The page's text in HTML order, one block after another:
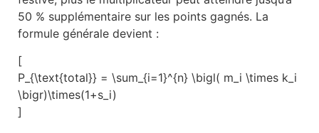
50 % supplémentaire sur les points gagnés. La
formule générale devient :
[
P_{\text{total}} = \sum_{i=1}^{n} \bigl( m_i \times k_i
\bigr)\times(1+s_i)
]